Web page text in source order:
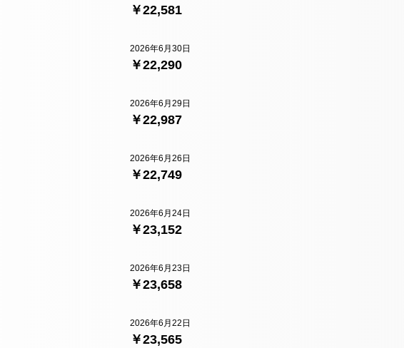
￥22,581
￥22,290
2026年6月30日
￥22,987
2026年6月29日
￥22,749
2026年6月26日
￥23,152
2026年6月24日
￥23,658
2026年6月23日
￥23,565
2026年6月22日